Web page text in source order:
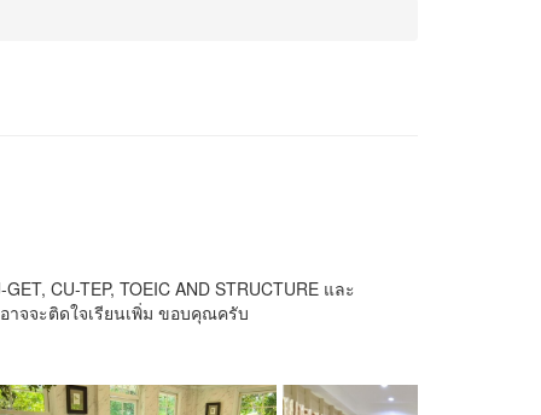
CU-TEP, TOEIC AND STRUCTURE และ
าจจะติดใจเรียนเพิ่ม ขอบคุณครับ